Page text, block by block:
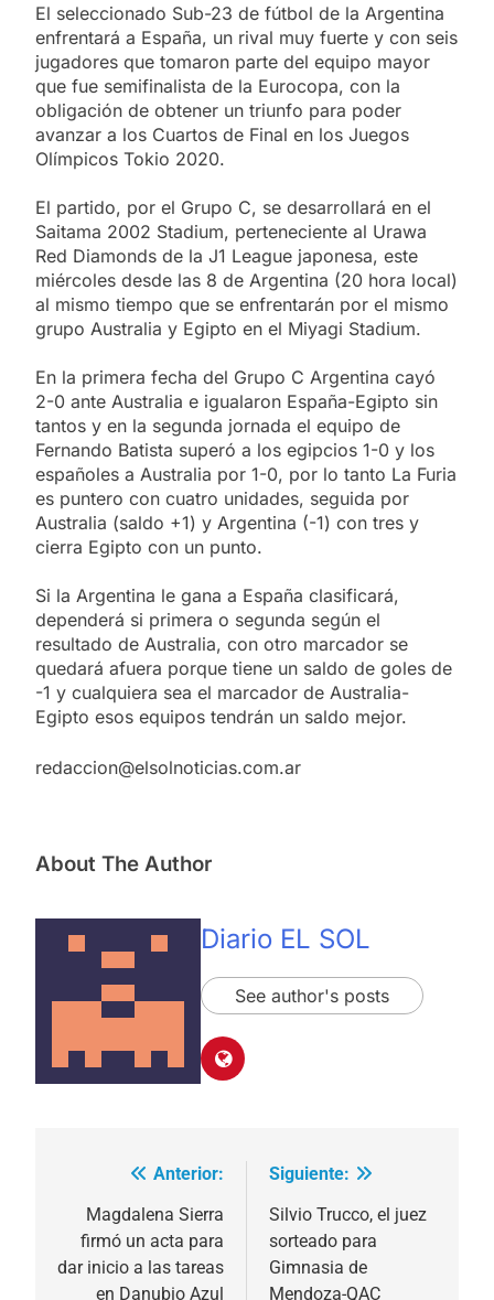
El seleccionado Sub-23 de fútbol de la Argentina
enfrentará a España, un rival muy fuerte y con seis
jugadores que tomaron parte del equipo mayor
que fue semifinalista de la Eurocopa, con la
obligación de obtener un triunfo para poder
avanzar a los Cuartos de Final en los Juegos
Olímpicos Tokio 2020.
El partido, por el Grupo C, se desarrollará en el
Saitama 2002 Stadium, perteneciente al Urawa
Red Diamonds de la J1 League japonesa, este
miércoles desde las 8 de Argentina (20 hora local)
al mismo tiempo que se enfrentarán por el mismo
grupo Australia y Egipto en el Miyagi Stadium.
En la primera fecha del Grupo C Argentina cayó
2-0 ante Australia e igualaron España-Egipto sin
tantos y en la segunda jornada el equipo de
Fernando Batista superó a los egipcios 1-0 y los
españoles a Australia por 1-0, por lo tanto La Furia
es puntero con cuatro unidades, seguida por
Australia (saldo +1) y Argentina (-1) con tres y
cierra Egipto con un punto.
Si la Argentina le gana a España clasificará,
dependerá si primera o segunda según el
resultado de Australia, con otro marcador se
quedará afuera porque tiene un saldo de goles de
-1 y cualquiera sea el marcador de Australia-
Egipto esos equipos tendrán un saldo mejor.
redaccion@elsolnoticias.com.ar
About The Author
Diario EL SOL
See author's posts
Navegación
entradas
Anterior:
Magdalena Sierra
firmó un acta para
dar inicio a las tareas
en Danubio Azul
Siguiente:
Silvio Trucco, el juez
sorteado para
Gimnasia de
Mendoza-QAC